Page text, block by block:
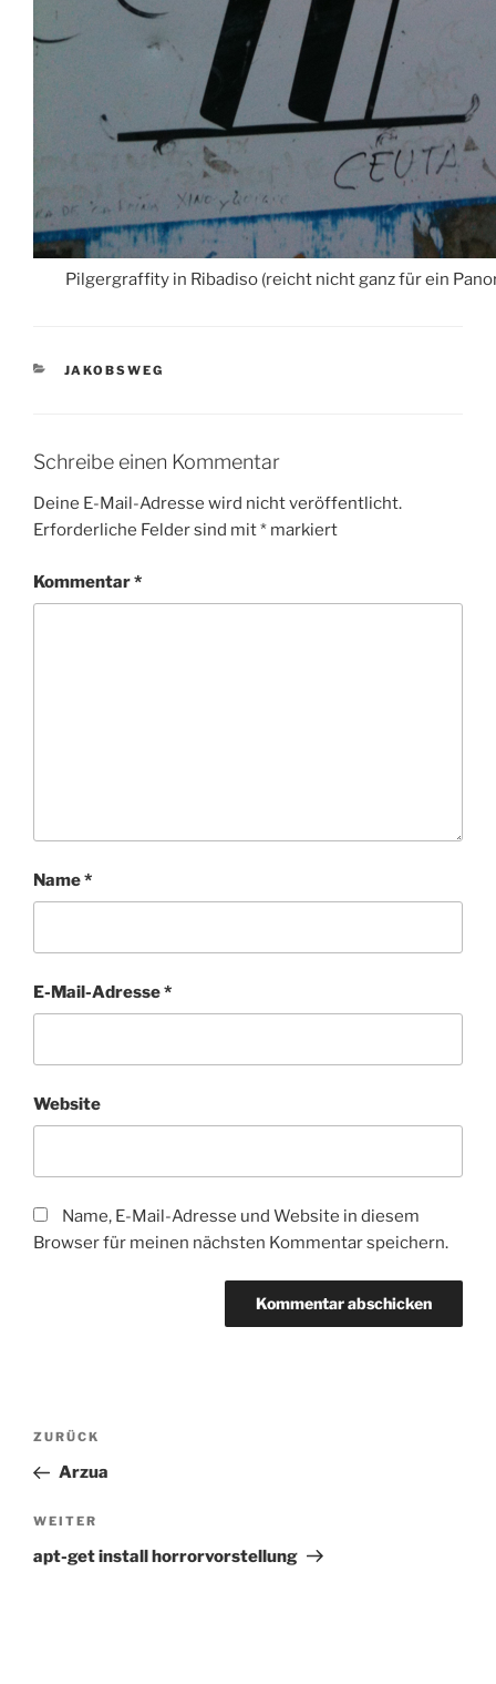
Pilgergraffity in Ribadiso (reicht nicht ganz für ein
KATEGORIEN
JAKOBSWEG
Schreibe einen Kommentar
Deine E-Mail-Adresse wird nicht veröffentlicht.
Erforderliche Felder sind mit* markiert
Kommentar*
Name*
E-Mail-Adresse*
Website
Name, E-Mail-Adresse und Website in diesem
Browser für meinen nächsten Kommentar speichern.
Beitragsnavigation
Vorheriger
Beitrag
ZURÜCK
Arzua
Nächster
Beitrag
WEITER
apt-get install horrorvorstellung